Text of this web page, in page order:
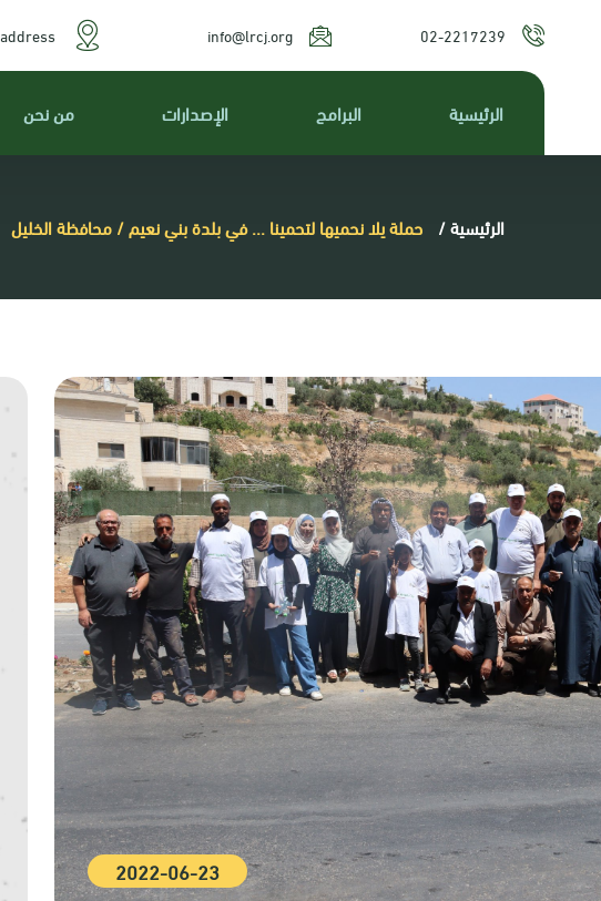
02-2217239
info@lrcj.org
address
الرئيسية البرامج الإصدارات من نحن
الرئيسية/ حملة يلا نحميها لتحمينا ... في بلدة بني نعيم / محافظة الخليل
2022-06-23